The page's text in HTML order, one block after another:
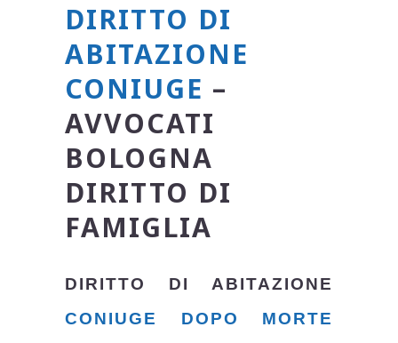
DIRITTO DI
ABITAZIONE
CONIUGE –
AVVOCATI
BOLOGNA
DIRITTO DI
FAMIGLIA
DIRITTO DI ABITAZIONE
CONIUGE DOPO MORTE